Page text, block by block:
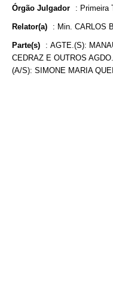
Órgão Julgador : Primeira
Relator(a) : Min. CARLOS
Parte(s) : AGTE.(S):
CEDRAZ E OUTROS
(A/S): SIMONE MARIA